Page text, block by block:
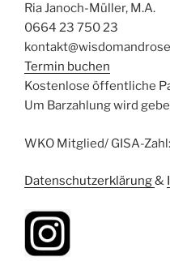
Ria Janoch-Müller, M.A.
0664 23 750 23
Termin buchen
Kostenlose öffentliche
Um Barzahlung wird
WKO Mitglied/ GISA-
Datenschutzerklärung&